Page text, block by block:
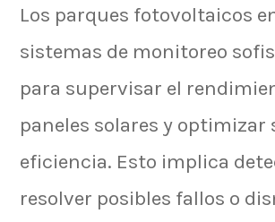
Los parques fotovoltaicos
sistemas de monitoreo
para supervisar el
paneles solares y optimizar
eficiencia. Esto implica
resolver posibles fallos o